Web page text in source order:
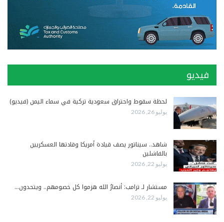
فيديو
لحظة سقوط واحتراق سعودية تركية في سماء اليمن (فيديو)
يوليو 26, 2026
شاهد.. سيناتور يصف قيادة أمريكا وقادتها العسكريين
بالفاشلين
يوليو 22, 2026
مستشار لـ ترامب: أنصارُ الله هزموا كل خصومهم.. ويتحدون…
يوليو 22, 2026